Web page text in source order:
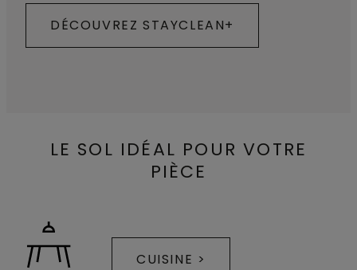
DÉCOUVREZ STAYCLEAN+
LE SOL IDÉAL POUR VOTRE
PIÈCE
CUISINE >